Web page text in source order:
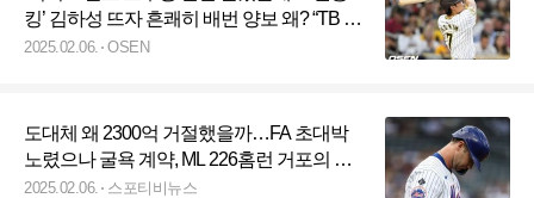
킹’ 김하성 뜨자 흔쾌히 배번 양보 왜? “TB 최
고의 7번 될 것”
2025.02.06. OSEN
도대체 왜 2300억 거절했을까…FA 초대박
노렸으나 굴욕 계약, ML 226홈런 거포의 시
련
2025.02.06. 스포티비뉴스